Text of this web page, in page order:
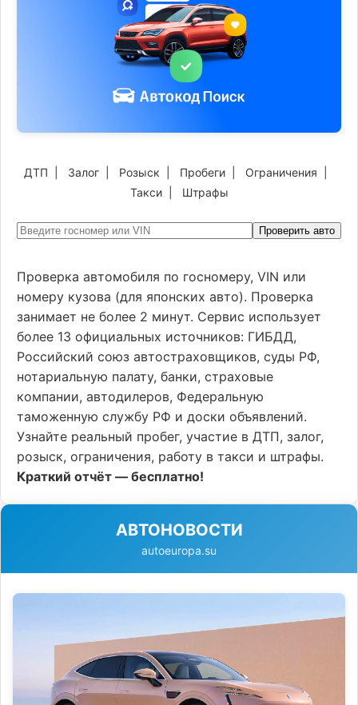
ДТП Залог Розыск Пробеги Ограничения
Такси| Штрафы
Проверить авто
Проверка автомобиля по госномеру, VIN или
номеру кузова (для японских авто). Проверка
занимает не более 2 минут. Сервис использует
более 13 официальных источников: ГИБДД,
Российский союз автостраховщиков, суды РФ,
нотариальную палату, банки, страховые
компании, автодилеров, Федеральную
таможенную службу РФ и доски объявлений.
Узнайте реальный пробег, участие в ДТП, залог,
розыск, ограничения, работу в такси и штрафы.
Краткий отчёт — бесплатно!
АВТОНОВОСТИ
autoeuropa.su